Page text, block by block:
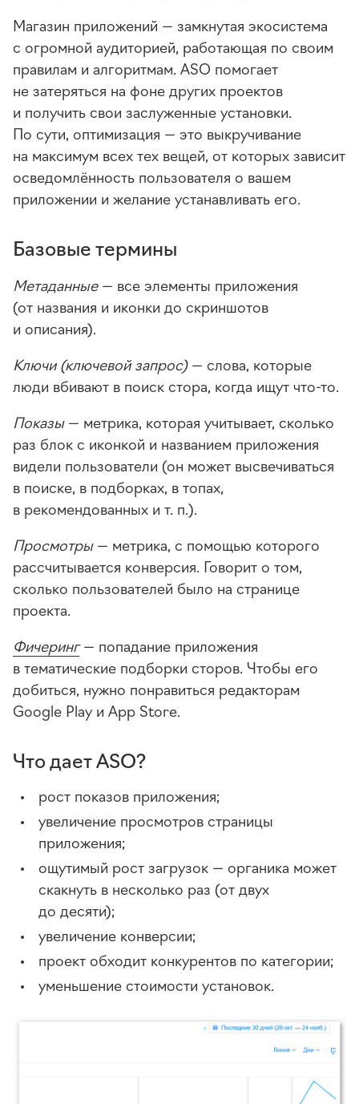
Магазин приложений — замкнутая экосистема
с огромной аудиторией, работающая по своим
правилам и алгоритмам. ASO помогает
не затеряться на фоне других проектов
и получить свои заслуженные установки.
По сути, оптимизация — это выкручивание
на максимум всех тех вещей, от которых зависит
осведомлённость пользователя о вашем
приложении и желание устанавливать его.
Базовые термины
Метаданные— все элементы приложения
(от названия и иконки до скриншотов
и описания).
Ключи (ключевой запрос)— слова, которые
люди вбивают в поиск стора, когда ищутчто-то.
Показы— метрика, которая учитывает, сколько
раз блок с иконкой и названием приложения
видели пользователи (он может высвечиваться
в поиске, в подборках, в топах,
в рекомендованных и т. п.).
Просмотры— метрика, с помощью которого
рассчитывается конверсия. Говорит о том,
сколько пользователей было на странице
проекта.
Фичеринг— попадание приложения
в тематические подборки сторов. Чтобы его
добиться, нужно понравиться редакторам
Google Play и App Store.
Что дает ASO?
рост показов приложения;
увеличение просмотров страницы
приложения;
ощутимый рост загрузок — органика может
скакнуть в несколько раз (от двух
до десяти);
увеличение конверсии;
проект обходит конкурентов по категории;
уменьшение стоимости установок.